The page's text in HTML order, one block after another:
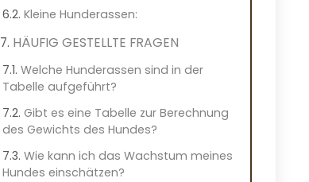
Kleine Hunderassen:
HÄUFIG GESTELLTE FRAGEN
Welche Hunderassen sind in der
Tabelle aufgeführt?
Gibt es eine Tabelle zur Berechnung
des Gewichts des Hundes?
Wie kann ich das Wachstum meines
Hundes einschätzen?